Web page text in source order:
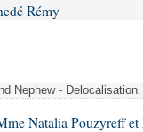
Rémy
Nephew -
Natalia Pouzyreff